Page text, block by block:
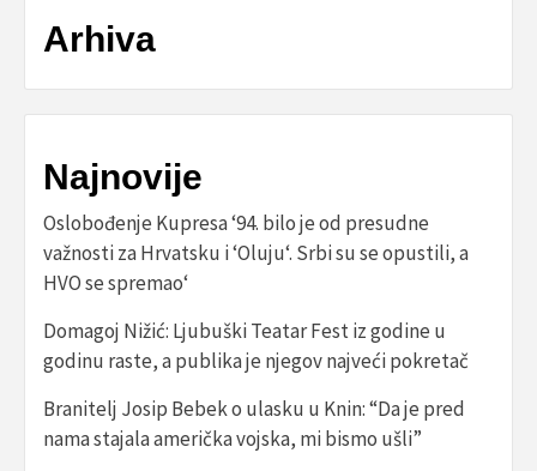
Arhiva
Najnovije
Oslobođenje Kupresa ‘94. bilo je od presudne
važnosti za Hrvatsku i ‘Oluju‘. Srbi su se opustili, a
HVO se spremao‘
Domagoj Nižić: Ljubuški Teatar Fest iz godine u
godinu raste, a publika je njegov najveći pokretač
Branitelj Josip Bebek o ulasku u Knin: “Da je pred
nama stajala američka vojska, mi bismo ušli”